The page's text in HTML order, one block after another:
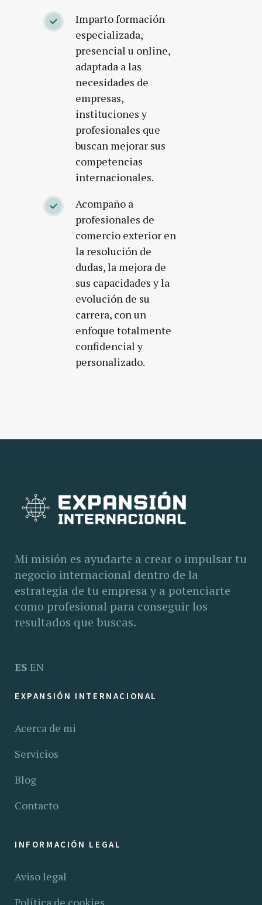
Imparto formación
especializada,
presencial u online,
adaptada a las
necesidades de
empresas,
instituciones y
profesionales que
buscan mejorar sus
competencias
internacionales.
Acompaño a
profesionales de
comercio exterior en
la resolución de
dudas, la mejora de
sus capacidades y la
evolución de su
carrera, con un
enfoque totalmente
confidencial y
personalizado.
Mi misión es ayudarte a crear o impulsar tu
negocio internacional dentro de la
estrategia de tu empresa y a potenciarte
como profesional para conseguir los
resultados que buscas.
ES EN
EXPANSIÓN INTERNACIONAL
Acerca de mi
Servicios
Blog
Contacto
INFORMACIÓN LEGAL
Aviso legal
Política de cookies